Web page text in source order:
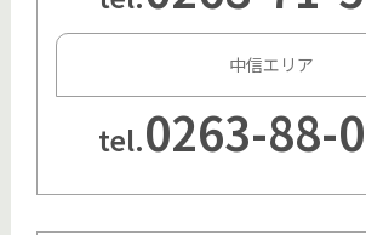
中信エリア
tel.0263-88-